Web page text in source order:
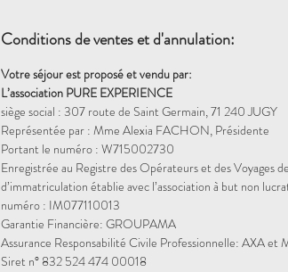
Conditions de ventes et d'annulation:
Votre séjour est proposé et vendu par:
L’association PURE EXPERIENCE
siège social : 307 route de Saint Germain, 71 240 JUGY
Représentée par : Mme Alexia FACHON, Présidente
Portant le numéro : W715002730
Enregistrée au Registre des Opérateurs et des Voyages
d’immatriculation établie avec l’association à but non
numéro : IM077110013
Garantie Financière: GROUPAMA
Assurance Responsabilité Civile Professionnelle: AXA et
Siret n° 832 524 474 00018